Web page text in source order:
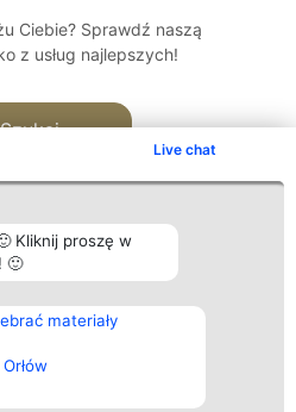
Live chat
Kliknij proszę w
🙂
materiały
Ciebie? Sprawdź naszą
z usług najlepszych!
Szukaj
Kontakt
Kontakt